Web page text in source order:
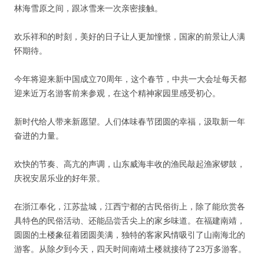
林海雪原之间，跟冰雪来一次亲密接触。
欢乐祥和的时刻，美好的日子让人更加憧憬，国家的前景让人满
怀期待。
今年将迎来新中国成立70周年，这个春节，中共一大会址每天都
迎来近万名游客前来参观，在这个精神家园里感受初心。
新时代给人带来新愿望。人们体味春节团圆的幸福，汲取新一年
奋进的力量。
欢快的节奏、高亢的声调，山东威海丰收的渔民敲起渔家锣鼓，
庆祝安居乐业的好年景。
在浙江奉化，江苏盐城，江西宁都的古民俗街上，除了能欣赏各
具特色的民俗活动、还能品尝舌尖上的家乡味道。在福建南靖，
圆圆的土楼象征着团圆美满，独特的客家风情吸引了山南海北的
游客。从除夕到今天，四天时间南靖土楼就接待了23万多游客。